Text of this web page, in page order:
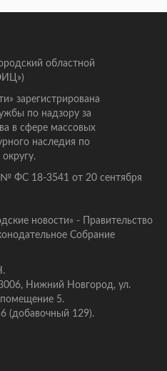
областной
зарегистрирована
по надзору за
в сфере массовых
наследия по
ФС 18-3541 от 20 сентября
новости» - Правительство
Собрание
Нижний Новгород, ул.
5.
(добавочный 129).